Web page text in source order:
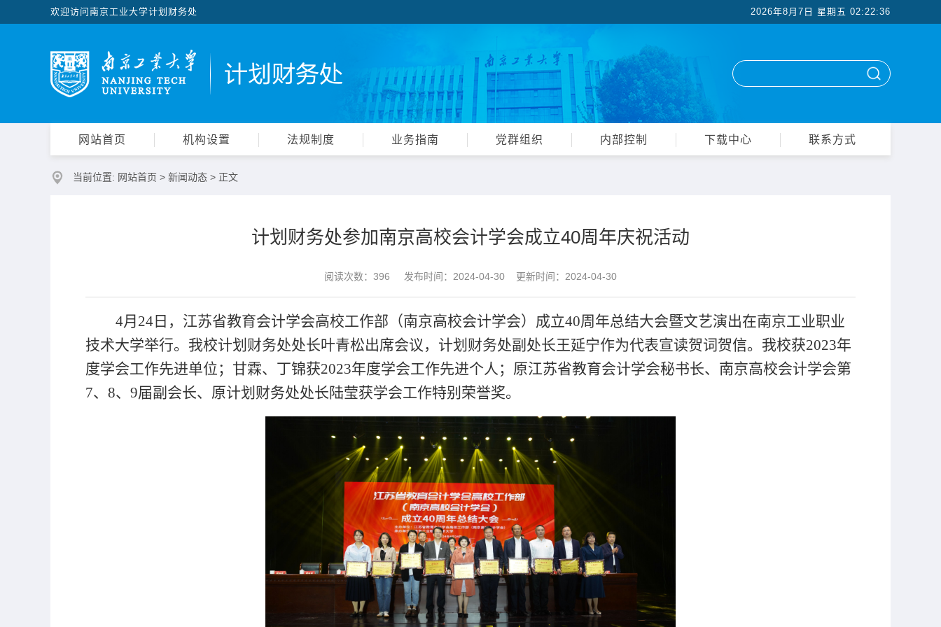
欢迎访问南京工业大学计划财务处 2026年8月7日 星期五 02:22:38
网站首页 机构设置 法规制度 业务指南 党群组织 内部控制 下载中心 联系方式
当前位置: 网站首页 > 新闻动态 > 正文
计划财务处参加南京高校会计学会成立40周年庆祝活动
阅读次数： 396 发布时间：2024-04-30 更新时间：2024-04-30
4月24日， 江苏省教育会计学会高校工作部（南京高校会计学会）成立40周年总结大会暨文艺演出在南京工业职业
技术大学举行。我校计划财务处处长叶青松出席会议，计划财务处副处长王延宁作为代表宣读贺词贺信。我校获2023年
度学会工作先进单位；甘霖、丁锦获2023年度学会工作先进个人； 原江苏省教育会计学会秘书长、南京高校会计学会第
7、8、9届副会长、原计划财务处处长陆莹获学会工作特别荣誉奖。